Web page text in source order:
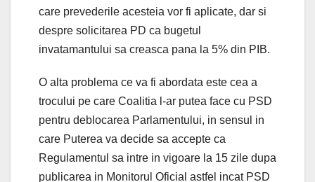
care prevederile acesteia vor fi aplicate, dar si
despre solicitarea PD ca bugetul
invatamantului sa creasca pana la 5% din PIB.
O alta problema ce va fi abordata este cea a
trocului pe care Coalitia l-ar putea face cu PSD
pentru deblocarea Parlamentului, in sensul in
care Puterea va decide sa accepte ca
Regulamentul sa intre in vigoare la 15 zile dupa
publicarea in Monitorul Oficial astfel incat PSD